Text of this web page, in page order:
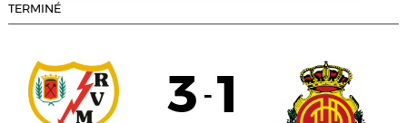
TERMINÉ
3 - 1